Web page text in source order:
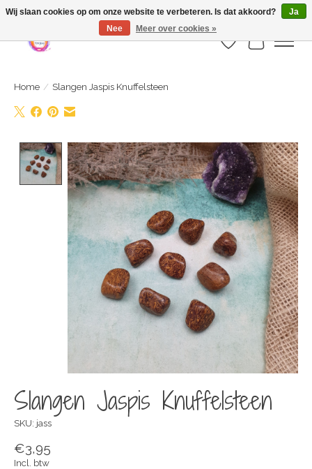
Webshop is geopend maar nog onder constructie | let op: Verzenden vanaf 29
juli
Verlanglijst
Home / Slangen Jaspis Knuffelsteen
Product image slideshow Items
Slangen Jaspis Knuffelsteen
SKU: jass
€3,95
Incl. btw
Wij slaan cookies op om onze website te verbeteren. Is dat akkoord?
Ja
Nee
Meer over cookies »